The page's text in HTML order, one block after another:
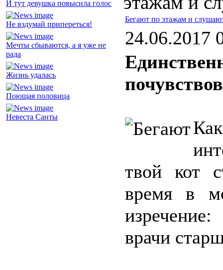
И тут девушка повысила голос
Не вздумай припереться!
Мечты сбываются, а я уже не
рада
Жизнь удалась
Поющая половица
Невеста Санты
Бегают по этажам и
24.06.2017
твой кот
время в
врачи